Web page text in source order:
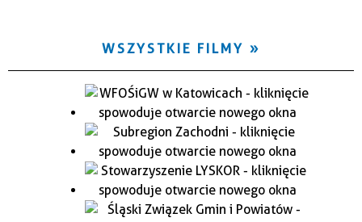
WSZYSTKIE FILMY